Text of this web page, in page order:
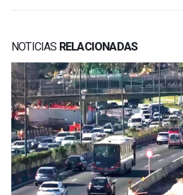
NOTICIAS RELACIONADAS